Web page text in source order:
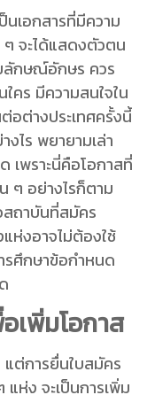
นเอกสารที่มีความ
จะได้แสดงตัวตน
ลักษณ์อักษร ควร
ใคร มีความสนใจใน
อต่างประเทศครั้งนี้
ไร พยายามเล่า
เพราะนี่คือโอกาสที่
ๆ อย่างไรก็ตาม
สถาบันที่สมัคร
ห่งอาจไม่ต้องใช้
ศึกษาข้อกำหนด
เพิ่มโอกาส
แต่การยื่นใบสมัคร
ห่ง จะเป็นการเพิ่ม